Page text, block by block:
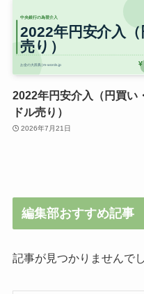
2022年円安介入（円買い・
ドル売り）
2026年7月21日
編集部おすすめ記事
記事が見つかりませんでし